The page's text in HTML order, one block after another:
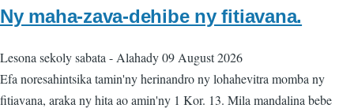
Ny maha-zava-dehibe ny fitiavana.
Lesona sekoly sabata - Alahady 09 August 2026
Efa noresahintsika tamin'ny herinandro ny lohahevitra momba ny
fitiavana, araka ny hita ao amin'ny 1 Kor. 13. Mila mandalina bebe